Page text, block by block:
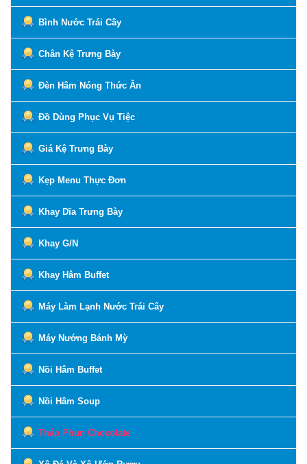
Bình Nước Trái Cây
Chân Kệ Trưng Bày
Đèn Hâm Nóng Thức Ăn
Đồ Dùng Phục Vụ Tiệc
Giá Kệ Trưng Bày
Kẹp Menu Thực Đơn
Khay Dĩa Trưng Bày
Khay G/N
Khay Hâm Buffet
Máy Làm Lạnh Nước Trái Cây
Máy Nướng Bánh Mỳ
Nồi Hâm Buffet
Nồi Hâm Soup
Tháp Phun Chocolate